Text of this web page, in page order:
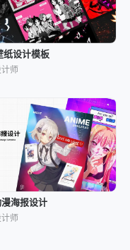
纸设计模板
师
海报设计
师